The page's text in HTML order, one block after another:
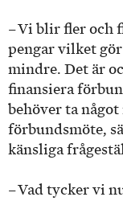
– Vi blir fler och
pengar vilket
mindre. Det är
finansiera
behöver ta
förbundsmöte,
känsliga
– Vad tycker vi